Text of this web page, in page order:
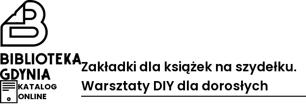
Przejdź
na
stronę
główną
Biblioteka
Gdynia
KATALOG
ONLINE
Zakładki dla książek na szydełku.
Warsztaty DIY dla dorosłych